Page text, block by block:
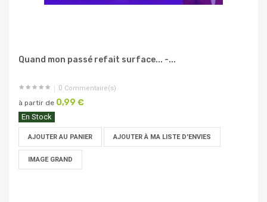
Quand mon passé refait surface... -...
0 Commentaire(s)
à partir de 0,99 €
En Stock
AJOUTER AU PANIER AJOUTER À MA LISTE D'ENVIES
IMAGE GRAND